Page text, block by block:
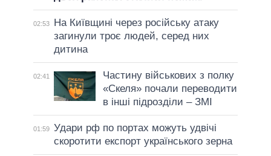
02:53
На Київщині через російську атаку
загинули троє людей, серед них
дитина
02:41
Частину військових з полку
«Скеля» почали переводити
в інші підрозділи – ЗМІ
01:59 Удари рф по портах можуть удвічі
скоротити експорт українського зерна